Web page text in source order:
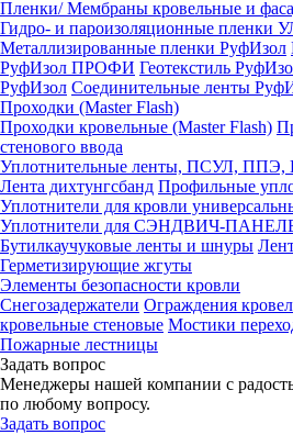
Пленки/ Мембраны кровельные и
Гидро- и пароизоляционные пленки
Металлизированные пленки РуфИзол
РуфИзол ПРОФИ Геотекстиль
РуфИзол Соединительные ленты
Проходки (Master Flash)
Проходки кровельные (Master Flash)
стенового ввода
Уплотнительные ленты, ПСУЛ,
Лента дихтунгсбанд Профильные
Уплотнители для кровли
Уплотнители для СЭНДВИЧ-
Бутилкаучуковые ленты и шнуры
Герметизирующие жгуты
Элементы безопасности кровли
Снегозадержатели Ограждения
кровельные стеновые Мостики
Пожарные лестницы
Задать вопрос
Менеджеры нашей компании с
по любому вопросу.
Задать вопрос